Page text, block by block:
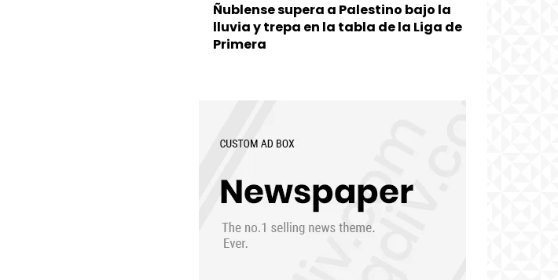
Ñublense supera a Palestino bajo la
lluvia y trepa en la tabla de la Liga de
Primera